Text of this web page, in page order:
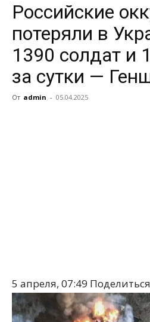
Российские
потеряли в
1390 солдат и
за сутки —
От admin - 05.04.2025
5 апреля, 07:49